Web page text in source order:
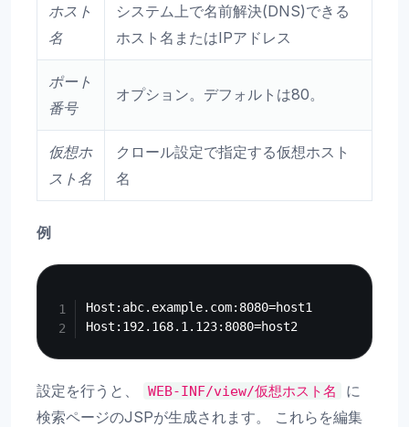
ホスト
名
システム上で名前解決(DNS)できる
ホスト名またはIPアドレス
ポート
番号
オプション。デフォルトは80。
仮想ホ
スト名
クロール設定で指定する仮想ホスト
名
例
Host:abc.example.com:8080=host1
設定を行うと、 WEB-INF/view/仮想ホスト名
に
検索ページのJSPが生成されます。 これらを編集